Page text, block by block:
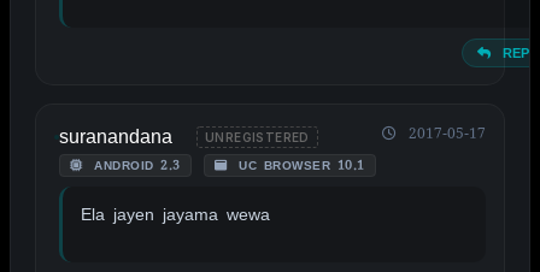
suranandana UNREGISTERED
ANDROID 2.3 UC BROWSER 10.1
2017-05-17
Ela jayen jayama wewa